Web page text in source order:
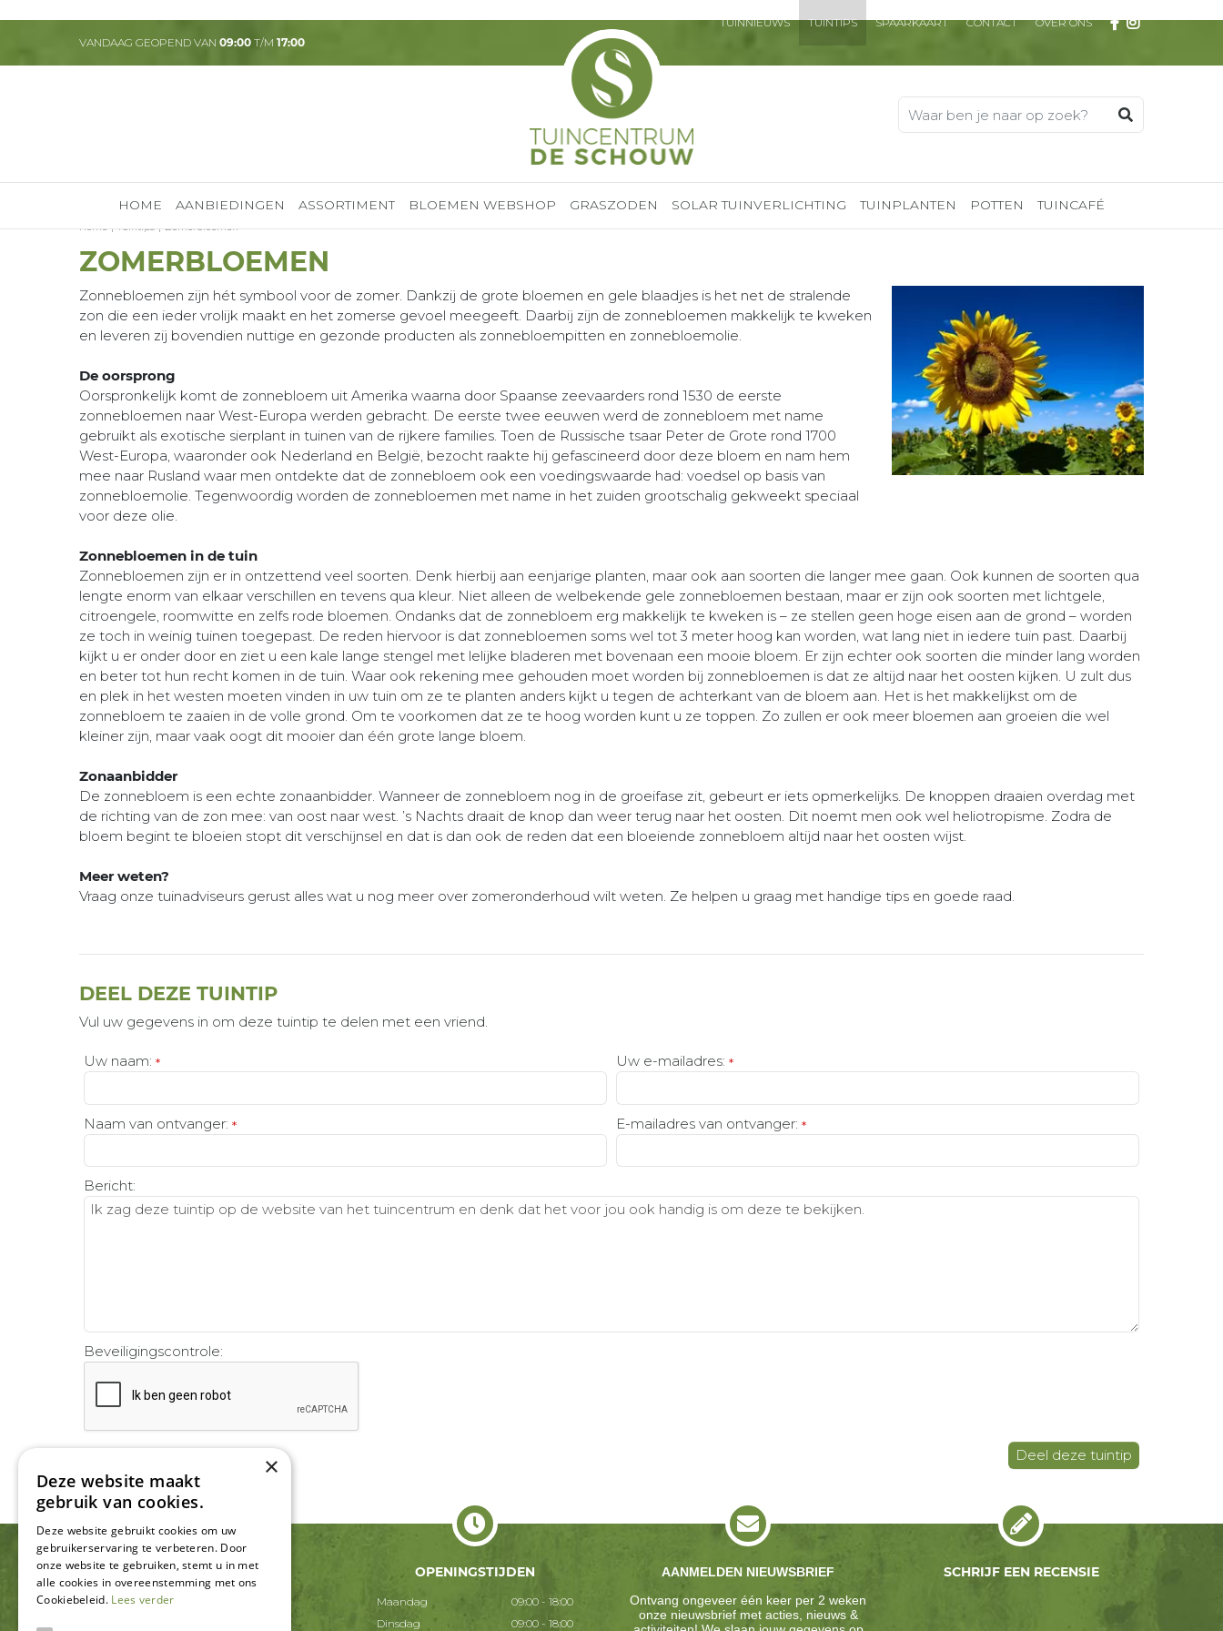
Home Tuintips Zomerbloemen
VANDAAG GEOPEND VAN 09:00 T/M 17:00
TUINNIEUWS TUINTIPS SPAARKAART CONTACT OVER ONS
HOME AANBIEDINGEN ASSORTIMENT BLOEMEN WEBSHOP GRASZODEN SOLAR TUINVERLICHTING TUINPLANTEN POTTEN TUINCAFÉ
ZOMERBLOEMEN
Zonnebloemen zijn hét symbool voor de zomer. Dankzij de grote bloemen en gele blaadjes is het net de stralende
zon die een ieder vrolijk maakt en het zomerse gevoel meegeeft. Daarbij zijn de zonnebloemen makkelijk te kweken
en leveren zij bovendien nuttige en gezonde producten als zonnebloempitten en zonnebloemolie.
De oorsprong
Oorspronkelijk komt de zonnebloem uit Amerika waarna door Spaanse zeevaarders rond 1530 de eerste
zonnebloemen naar West-Europa werden gebracht. De eerste twee eeuwen werd de zonnebloem met name
gebruikt als exotische sierplant in tuinen van de rijkere families. Toen de Russische tsaar Peter de Grote rond 1700
West-Europa, waaronder ook Nederland en België, bezocht raakte hij gefascineerd door deze bloem en nam hem
mee naar Rusland waar men ontdekte dat de zonnebloem ook een voedingswaarde had: voedsel op basis van
zonnebloemolie. Tegenwoordig worden de zonnebloemen met name in het zuiden grootschalig gekweekt speciaal
voor deze olie.
Zonnebloemen in de tuin
Zonnebloemen zijn er in ontzettend veel soorten. Denk hierbij aan eenjarige planten, maar ook aan soorten die langer mee gaan. Ook kunnen de soorten qua
lengte enorm van elkaar verschillen en tevens qua kleur. Niet alleen de welbekende gele zonnebloemen bestaan, maar er zijn ook soorten met lichtgele,
citroengele, roomwitte en zelfs rode bloemen. Ondanks dat de zonnebloem erg makkelijk te kweken is – ze stellen geen hoge eisen aan de grond – worden
ze toch in weinig tuinen toegepast. De reden hiervoor is dat zonnebloemen soms wel tot 3 meter hoog kan worden, wat lang niet in iedere tuin past. Daarbij
kijkt u er onder door en ziet u een kale lange stengel met lelijke bladeren met bovenaan een mooie bloem. Er zijn echter ook soorten die minder lang worden
en beter tot hun recht komen in de tuin. Waar ook rekening mee gehouden moet worden bij zonnebloemen is dat ze altijd naar het oosten kijken. U zult dus
en plek in het westen moeten vinden in uw tuin om ze te planten anders kijkt u tegen de achterkant van de bloem aan. Het is het makkelijkst om de
zonnebloem te zaaien in de volle grond. Om te voorkomen dat ze te hoog worden kunt u ze toppen. Zo zullen er ook meer bloemen aan groeien die wel
kleiner zijn, maar vaak oogt dit mooier dan één grote lange bloem.
Zonaanbidder
De zonnebloem is een echte zonaanbidder. Wanneer de zonnebloem nog in de groeifase zit, gebeurt er iets opmerkelijks. De knoppen draaien overdag met
de richting van de zon mee: van oost naar west. ’s Nachts draait de knop dan weer terug naar het oosten. Dit noemt men ook wel heliotropisme. Zodra de
bloem begint te bloeien stopt dit verschijnsel en dat is dan ook de reden dat een bloeiende zonnebloem altijd naar het oosten wijst.
Meer weten?
Vraag onze tuinadviseurs gerust alles wat u nog meer over zomeronderhoud wilt weten. Ze helpen u graag met handige tips en goede raad.
DEEL DEZE TUINTIP
Vul uw gegevens in om deze tuintip te delen met een vriend.
Uw naam: * Uw e-mailadres: *
Naam van ontvanger: * E-mailadres van ontvanger: *
Bericht:
Beveiligingscontrole:
CONTACT
Tuincentrum De Schouw
OPENINGSTIJDEN
Maandag
09:00 - 18:00
Dinsdag
09:00 - 18:00
AANMELDEN NIEUWSBRIEF
Ontvang ongeveer één keer per 2 weken
onze nieuwsbrief met acties, nieuws &
SCHRIJF EEN RECENSIE
×
Deze website maakt
gebruik van cookies.
Deze website gebruikt cookies om uw
gebruikerservaring te verbeteren. Door
onze website te gebruiken, stemt u in met
alle cookies in overeenstemming met ons
Cookiebeleid. Lees verder